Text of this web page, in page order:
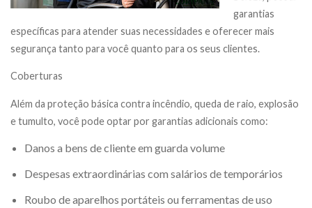
garantias
específicas para atender suas necessidades e oferecer mais
segurança tanto para você quanto para os seus clientes.
Coberturas
Além da proteção básica contra incêndio, queda de raio, explosão
e tumulto, você pode optar por garantias adicionais como:
Danos a bens de cliente em guarda volume
Despesas extraordinárias com salários de temporários
Roubo de aparelhos portáteis ou ferramentas de uso